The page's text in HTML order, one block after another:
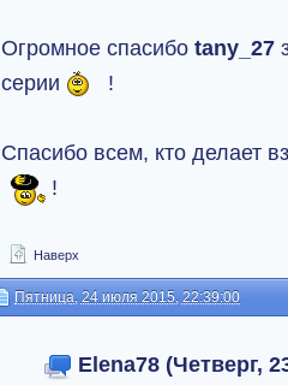
Огромное спасибоtany_27
серии
!
Спасибо всем, кто делает
!
Наверх
Пятница, 24 июля 2015, 22:39:00
Elena78 (Четверг,